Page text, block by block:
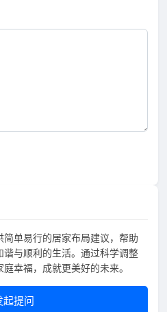
单易行的居家布局建议，帮助
与顺利的生活。通过科学调整
幸福，成就更美好的未来。
起提问